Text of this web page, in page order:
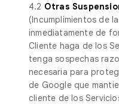
4.2 Otras
(Incumplimientos de
inmediatamente de
Cliente haga de los
tenga sospechas
necesaria para
de Google que
cliente de los